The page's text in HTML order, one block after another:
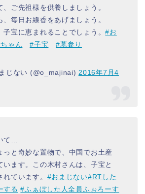
、ご先祖様を供養しましょう。
毎日お線香をあげましょう。
子宝に恵まれることでしょう。#お
ゃん #子宝 #墓参り
じない (@o_majinai)2016年7月4
て…
っと奇妙な置物で、中国でお土産
います。この木村さんは、子宝と
ています。 #おまじない#RTした
する #ふぁぼした人全員ふぉろーす